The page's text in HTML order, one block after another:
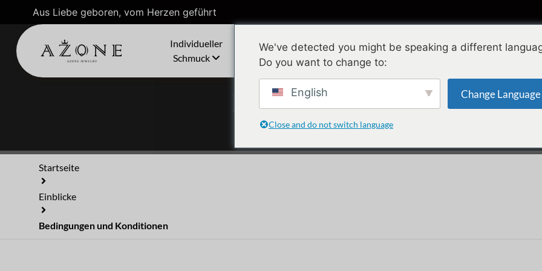
Aus Liebe geboren, vom Herzen geführt
Individueller
Schmuck
Sammlungen Gestaltung Qualität
Bedingungen und
Startseite
Einblicke
Bedingungen und Konditionen
We've detected you might be speaking a different
Do you want to change to:
English Change Language
Close and do not switch language